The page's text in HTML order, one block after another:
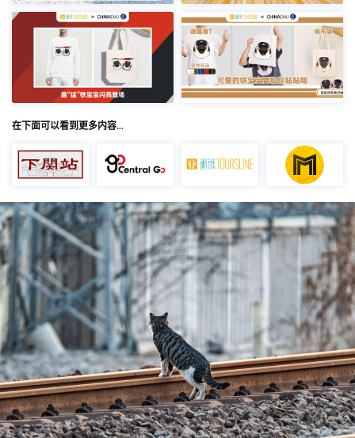
在下面可以看到更多内容…